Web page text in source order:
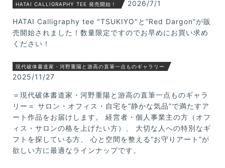
HATAI CALLIGRAPHY TEE 発売開始！ 2026/7/1
HATAI Calligraphy tee "TSUKIYO"と”Red Dargon”が販
売開始されました！数量限定ですのでお早めにお買い求め
ください！
現代破体書道家・河野重陽と游高の直筆一点ものギャラリー
2025/11/27
＝現代破体書道家・河野重陽と游高の直筆一点ものギャラ
リー＝ サロン・オフィス・自宅を“静かな気品”で満たすア
ート作品をお届けします。 経営者・個人事業主の方（オフ
ィス・サロンの格を上げたい方）、 大切な人への特別なギ
フトを探している方、 心と空間を整える“お守りアート”が
欲しい方に最適なラインナップです。